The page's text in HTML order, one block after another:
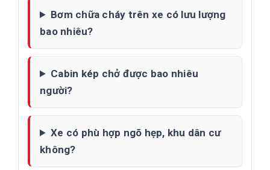
Bơm chữa cháy trên xe có lưu lượng
bao nhiêu?
Cabin kép chở được bao nhiêu
người?
Xe có phù hợp ngõ hẹp, khu dân cư
không?